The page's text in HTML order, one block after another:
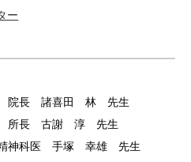
ー
院長 諸喜田 林 先生
所長 古謝 淳 先生
神科医 手塚 幸雄 先生